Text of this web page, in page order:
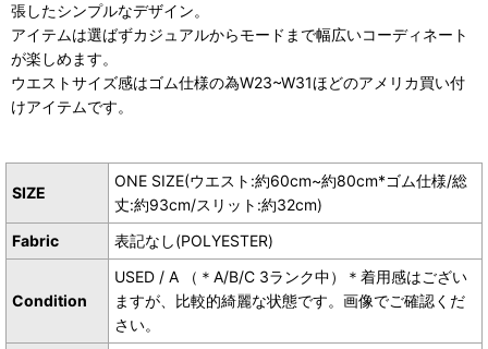
張したシンプルなデザイン。
アイテムは選ばずカジュアルからモードまで幅広いコーディネート
が楽しめます。
ウエストサイズ感はゴム仕様の為W23~W31ほどのアメリカ買い付
けアイテムです。
SIZE
ONE SIZE(ウエスト:約60cm~約80cm*ゴム仕様/総
丈:約93cm/スリット:約32cm)
Fabric
表記なし(POLYESTER)
Condition
USED / A （＊A/B/C 3ランク中）＊着用感はござい
ますが、比較的綺麗な状態です。画像でご確認くだ
さい。